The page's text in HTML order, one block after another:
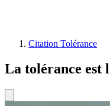
Citation Tolérance
La tolérance est